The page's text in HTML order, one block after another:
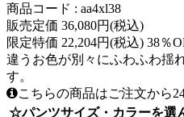
商品コード : aa4xl38
販売定価 36,080円(税込)
限定特価 22,204円(税込) 38％
違うお色が別々にふわふわ揺
す。
こちらの商品はご注文から
☆パンツサイズ・カラーを選